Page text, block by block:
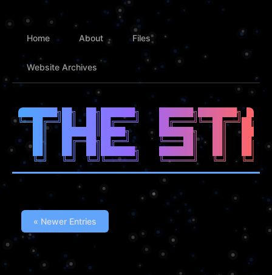
Home About Files
Website Archives
████████╗██╗  ██╗███████╗    ███████╗████████╗
╚══██╔══╝██║  ██║██╔════╝
██║   ███████║█████╗      ███████╗   ██║
██║   ██╔══██╗██╔══╝      ╚════██║   ██║
██║   ██║  ██║███████╗    ███████║   ██║   ██║
« Newer Entries